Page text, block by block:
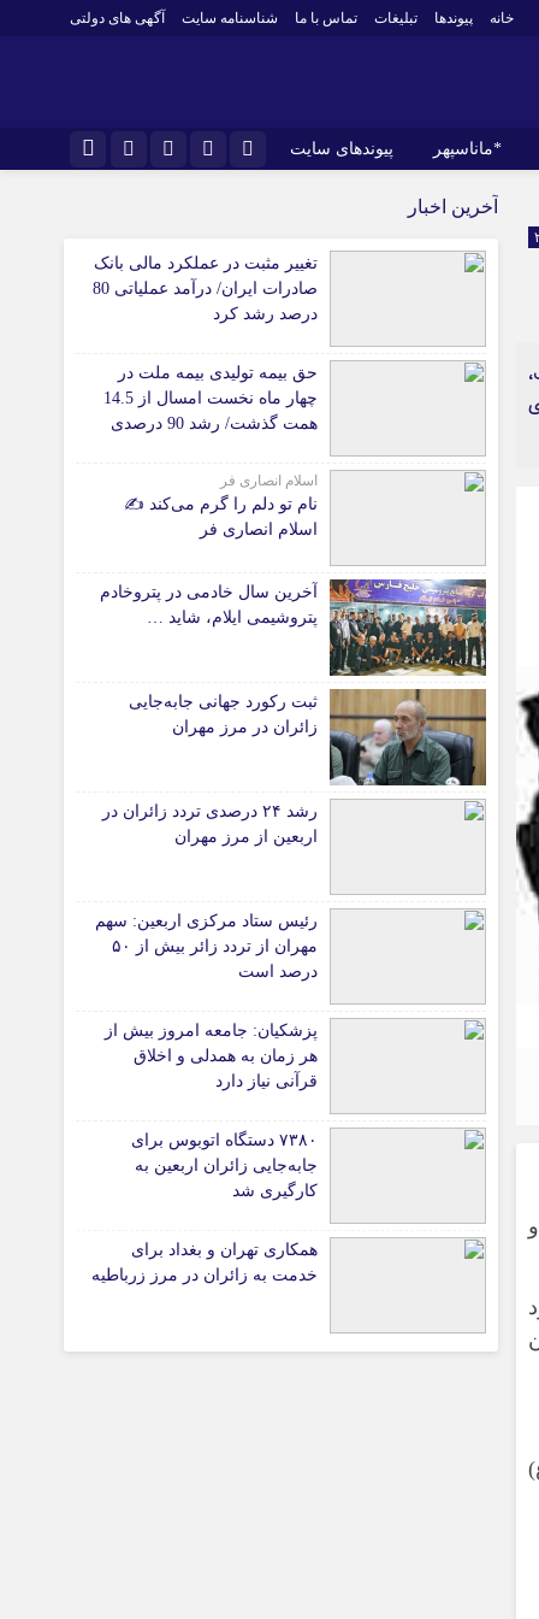
خانه پیوندها تبلیغات تماس با ما شناسنامه سایت آگهی های دولتی
*ماناسپهر پیوندهای سایت
سروش
ایتا
نام کاربری یا نشانی ایمیل
مرا به خاطر بسپار
اطلاعات
باشگاه پرسپولیس
باشگاه استقلال
ورزشهای رزمی
ورزش زنان
سایر حوزه ها
*جامعه
دانشگاه
آموزش و پرورش
بهداشت و درمان
حوادث، انتظامی
شهری و رفاهی
شهرداری و شورای شهر
*ماناسپهر
اطلاعیه
پیام تبریک ماناسپهر
پیوندهای سایت
آخرین اخبار
تغییر مثبت در عملکرد مالی بانک
صادرات ایران/ درآمد عملیاتی 80
درصد رشد کرد
حق بیمه تولیدی بیمه ملت در
چهار ماه نخست امسال از 14.5
همت گذشت/ رشد 90 درصدی
گذشته
اسلام انصاری فر
نام تو دلم را گرم می‌کند ✍️
اسلام انصاری فر
آخرین سال خادمی در پتروخادم
پتروشیمی ایلام، شاید …
ثبت رکورد جهانی جابه‌جایی
زائران در مرز مهران
رشد ۲۴ درصدی تردد زائران در
اربعین از مرز مهران
رئیس ستاد مرکزی اربعین: سهم
مهران از تردد زائر بیش از ۵۰
درصد است
پزشکیان: جامعه امروز بیش از
هر زمان به همدلی و اخلاق
قرآنی نیاز دارد
۷۳۸۰ دستگاه اتوبوس برای
جابه‌جایی زائران اربعین به‌
کارگیری شد
همکاری تهران و بغداد برای
خدمت به زائران در مرز زرباطیه